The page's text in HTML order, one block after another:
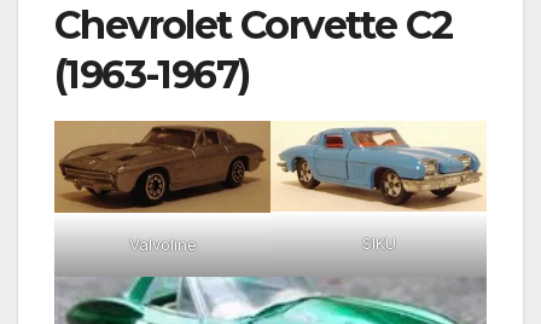
Chevrolet Corvette C2
(1963-1967)
Valvoline SIKU